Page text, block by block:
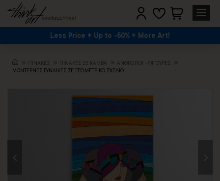
Less Price Up to -50% More Art!
ΠΙΝΑΚΕΣ ΠΙΝΑΚΕΣ ΣΕ ΚΑΜΒΑ
ΆΝΘΡΩΠΟΙ - ΦΙΓΟΎΡΕΣ
ΜΟΝΤΕΡΝΕΣ ΓΥΝΑΙΚΕΣ ΣΕ ΓΕΩΜΕΤΡΙΚΟ ΣΧΕΔΙΟ